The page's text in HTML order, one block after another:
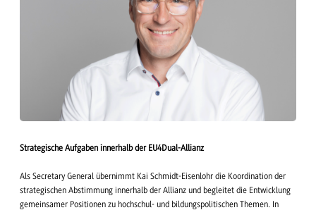
Strategische Aufgaben innerhalb der EU4Dual-Allianz
Als Secretary General übernimmt Kai Schmidt-Eisenlohr die Koordination der
strategischen Abstimmung innerhalb der Allianz und begleitet die Entwicklung
gemeinsamer Positionen zu hochschul- und bildungspolitischen Themen. In